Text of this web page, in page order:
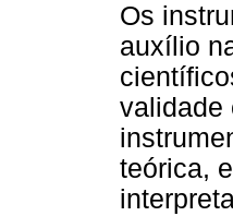
Os
auxílio
validade
teórica,